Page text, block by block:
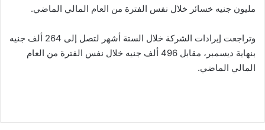
مليون جنيه خسائر خلال نفس الفترة من العام المالي الماضي.
وتراجعت إيرادات الشركة خلال الستة أشهر لتصل إلى 264 ألف جنيه
بنهاية ديسمبر، مقابل 496 ألف جنيه خلال نفس الفترة من العام
المالي الماضي.